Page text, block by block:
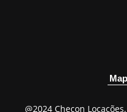
@2024 Checon